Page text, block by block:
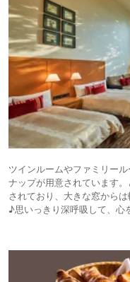
ツインルームやファミリー
ナップが用意されています
されており、大きな窓から
♪思いっきり深呼吸して、心